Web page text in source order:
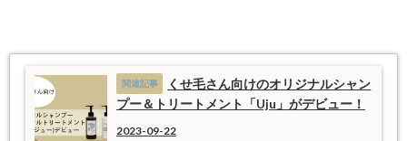
くせ毛さん向けのオリジナルシャン
プー＆トリートメント「Uju」がデビュー！
2023-09-22